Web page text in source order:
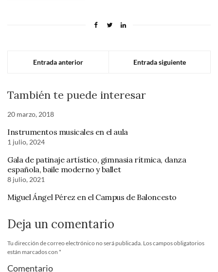
Entrada anterior Entrada siguiente
También te puede interesar
20 marzo, 2018
Instrumentos musicales en el aula
1 julio, 2024
Gala de patinaje artístico, gimnasia rítmica, danza
española, baile moderno y ballet
8 julio, 2021
Miguel Ángel Pérez en el Campus de Baloncesto
Deja un comentario
Tu dirección de correo electrónico no será publicada. Los campos obligatorios
están marcados con *
Comentario